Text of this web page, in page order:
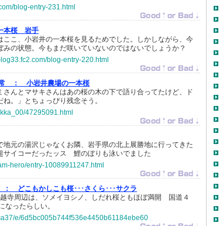
blog-entry-231.html
本桜 岩手
ここ、小岩井の一本桜を見るためでした。しかしながら、今
みの状態。今もまだ咲いていないのではないでしょうか？
blog-entry-220.html
：
小岩井農場の一本桜
さんとマサキさんはあの桜の木の下で語り合ってたけど、ド
。」とちょっぴり残念そう。
47295091.html
地元の湯沢じゃなくお隣、岩手県の北上展勝地に行ってきた
サイコーだったッス 鯉のぼりも泳いでました
hero/entry-10089911247.html
どこもかしこも桜･･･さくら･･･サクラ
寺周辺は、ソメイヨシノ、しだれ桜ともほぼ満開 国道４
なったらしい。
e/6d5bc005b744f536e4450b61184ebe60